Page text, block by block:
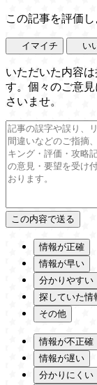
この記事を評価し
イマイチ い
いただいた内容
す。個々のご意
さいませ。
情報が正確
情報が早い
分かりやすい
探していた情
その他
情報が不正確
情報が遅い
分かりにくい